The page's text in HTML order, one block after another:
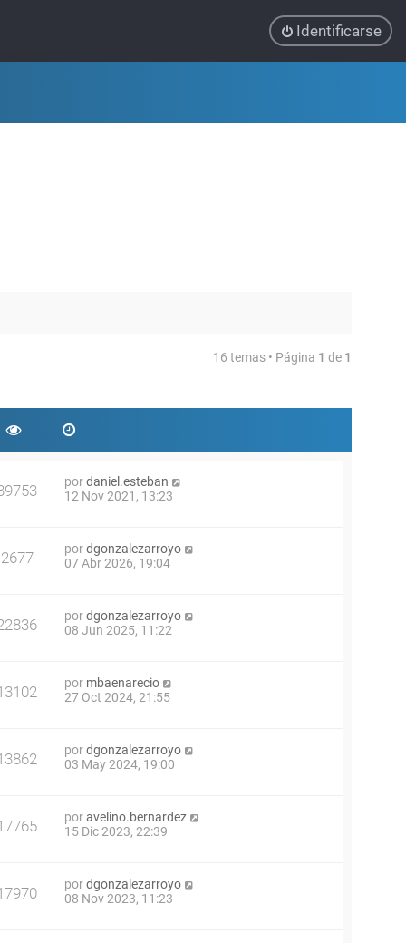
Identificarse
16 temas • Página 1 de 1
pordaniel.esteban
12 Nov 2021, 13:23
2677 pordgonzalezarroyo
07 Abr 2026, 19:04
pordgonzalezarroyo
08 Jun 2025, 11:22
por mbaenarecio
27 Oct 2024, 21:55
pordgonzalezarroyo
03 May 2024, 19:00
poravelino.bernardez
15 Dic 2023, 22:39
pordgonzalezarroyo
08 Nov 2023, 11:23